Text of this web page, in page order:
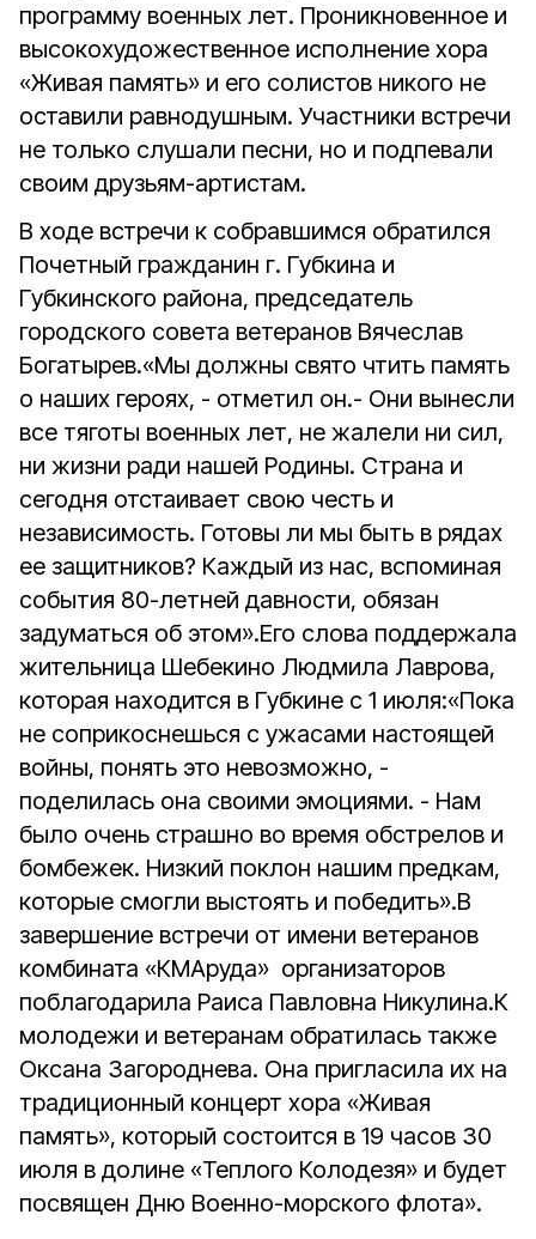
программу военных лет. Проникновенное и
высокохудожественное исполнение хора
«Живая память» и его солистов никого не
оставили равнодушным. Участники встречи
не только слушали песни, но и подпевали
своим друзьям-артистам.
В ходе встречи к собравшимся обратился
Почетный гражданин г. Губкина и
Губкинского района, председатель
городского совета ветеранов Вячеслав
Богатырев.«Мы должны свято чтить память
о наших героях, - отметил он.- Они вынесли
все тяготы военных лет, не жалели ни сил,
ни жизни ради нашей Родины. Страна и
сегодня отстаивает свою честь и
независимость. Готовы ли мы быть в рядах
ее защитников? Каждый из нас, вспоминая
события 80-летней давности, обязан
задуматься об этом».Его слова поддержала
жительница Шебекино Людмила Лаврова,
которая находится в Губкине с 1 июля:«Пока
не соприкоснешься с ужасами настоящей
войны, понять это невозможно, -
поделилась она своими эмоциями. - Нам
было очень страшно во время обстрелов и
бомбежек. Низкий поклон нашим предкам,
которые смогли выстоять и победить».В
завершение встречи от имени ветеранов
комбината «КМАруда» организаторов
поблагодарила Раиса Павловна Никулина.К
молодежи и ветеранам обратилась также
Оксана Загороднева. Она пригласила их на
традиционный концерт хора «Живая
память», который состоится в 19 часов 30
июля в долине «Теплого Колодезя» и будет
посвящен Дню Военно-морского флота».